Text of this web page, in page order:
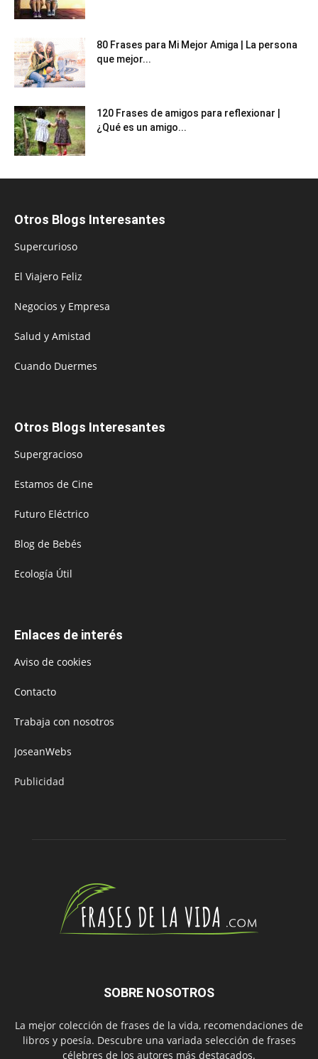
80 Frases para Mi Mejor Amiga | La persona
que mejor...
120 Frases de amigos para reflexionar |
¿Qué es un amigo...
Otros Blogs Interesantes
Supercurioso
El Viajero Feliz
Negocios y Empresa
Salud y Amistad
Cuando Duermes
Otros Blogs Interesantes
Supergracioso
Estamos de Cine
Futuro Eléctrico
Blog de Bebés
Ecología Útil
Enlaces de interés
Aviso de cookies
Contacto
Trabaja con nosotros
JoseanWebs
Publicidad
SOBRE NOSOTROS
La mejor colección de frases de la vida, recomendaciones de
libros y poesía. Descubre una variada selección de frases
célebres de los autores más destacados.